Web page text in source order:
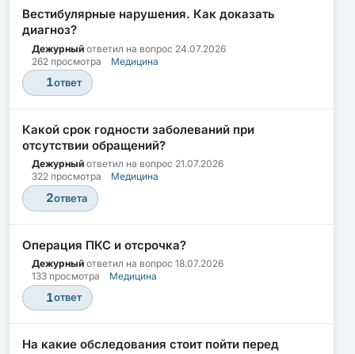
Вестибулярные нарушения. Как доказать
диагноз?
Дежурный ответил на вопрос 24.07.2026
262 просмотра
Медицина
1ответ
Какой срок годности заболеваний при
отсутствии обращений?
Дежурный ответил на вопрос 21.07.2026
322 просмотра
Медицина
2ответа
Операция ПКС и отсрочка?
Дежурный ответил на вопрос 18.07.2026
133 просмотра
Медицина
1ответ
На какие обследования стоит пойти перед